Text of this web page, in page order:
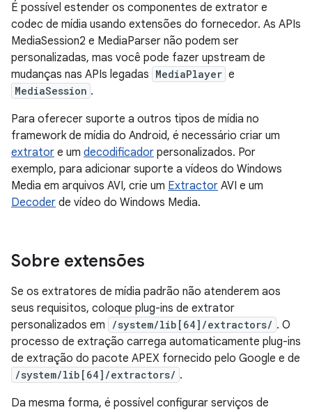
É possível estender os componentes de extrator e
codec de mídia usando extensões do fornecedor. As APIs
MediaSession2 e MediaParser não podem ser
personalizadas, mas você pode fazer upstream de
mudanças nas APIs legadas MediaPlayer e
MediaSession .
Para oferecer suporte a outros tipos de mídia no
framework de mídia do Android, é necessário criar um
extrator e um decodificador personalizados. Por
exemplo, para adicionar suporte a vídeos do Windows
Media em arquivos AVI, crie um Extractor AVI e um
Decoder de vídeo do Windows Media.
Sobre extensões
Se os extratores de mídia padrão não atenderem aos
seus requisitos, coloque plug-ins de extrator
personalizados em
/system/lib[64]/extractors/ . O
processo de extração carrega automaticamente plug-ins
de extração do pacote APEX fornecido pelo Google e de
/system/lib[64]/extractors/ .
Da mesma forma, é possível configurar serviços de